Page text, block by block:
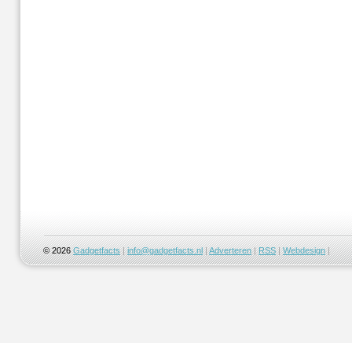
© 2026Gadgetfacts |info@gadgetfacts.nl|Adverteren|RSS|Webdesign|